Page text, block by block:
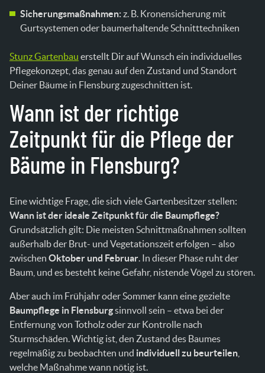
Sicherungsmaßnahmen:z. B. Kronensicherung mit
Gurtsystemen oder baumerhaltende Schnitttechniken
Stunz Gartenbau erstellt Dir auf Wunsch ein individuelles
Pflegekonzept, das genau auf den Zustand und Standort
Deiner Bäume in Flensburg zugeschnitten ist.
Wann ist der richtige
Zeitpunkt für die Pflege der
Bäume in Flensburg?
Eine wichtige Frage, die sich viele Gartenbesitzer stellen:
Wann ist der ideale Zeitpunkt für die Baumpflege?
Grundsätzlich gilt: Die meisten Schnittmaßnahmen sollten
außerhalb der Brut- und Vegetationszeit erfolgen – also
zwischen Oktober und Februar . In dieser Phase ruht der
Baum, und es besteht keine Gefahr, nistende Vögel zu stören.
Aber auch im Frühjahr oder Sommer kann eine gezielte
Baumpflege in Flensburgsinnvoll sein – etwa bei der
Entfernung von Totholz oder zur Kontrolle nach
Sturmschäden. Wichtig ist, den Zustand des Baumes
regelmäßig zu beobachten und individuell zu beurteilen
welche Maßnahme wann nötig ist.